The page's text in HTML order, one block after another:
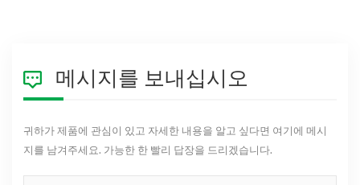
메시지를 보내십시오
귀하가 제품에 관심이 있고 자세한 내용을 알고 싶다면 여기에 메시
지를 남겨주세요. 가능한 한 빨리 답장을 드리겠습니다.